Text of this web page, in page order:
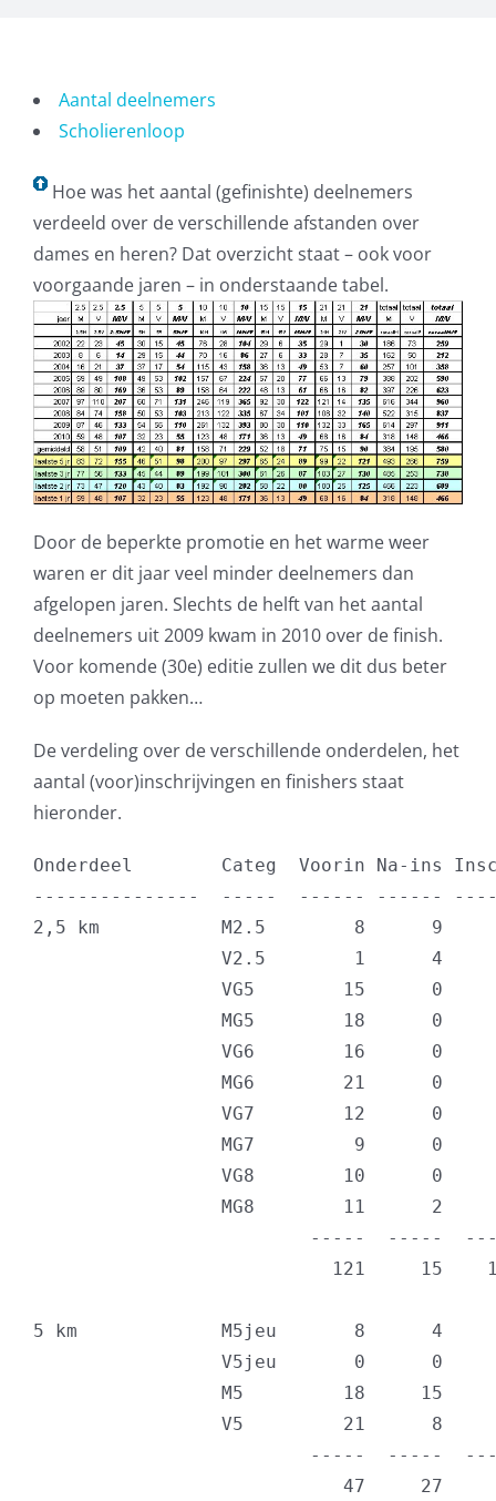
Aantal deelnemers
Scholierenloop
Hoe was het aantal (gefinishte) deelnemers
verdeeld over de verschillende afstanden over
dames en heren? Dat overzicht staat – ook voor
voorgaande jaren – in onderstaande tabel.
Door de beperkte promotie en het warme weer
waren er dit jaar veel minder deelnemers dan
afgelopen jaren. Slechts de helft van het aantal
deelnemers uit 2009 kwam in 2010 over de finish.
Voor komende (30e) editie zullen we dit dus beter
op moeten pakken…
De verdeling over de verschillende onderdelen, het
aantal (voor)inschrijvingen en finishers staat
hieronder.
Onderdeel        Categ  Voorin Na-ins
---------------  -----  ------ ------
2,5 km           M2.5        8      9
V2.5        1      4
VG5        15      0
MG5        18      0
VG6        16      0
MG6        21      0
VG7        12      0
MG7         9      0
VG8        10      0
MG8        11      2
-----  -----
121     15
5 km             M5jeu       8      4
V5jeu       0      0
M5         18     15
V5         21      8
-----  -----
47     27